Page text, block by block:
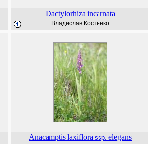
Dactylorhiza incarnata
Владислав Костенко
Anacamptislaxiflora ssp. elegans